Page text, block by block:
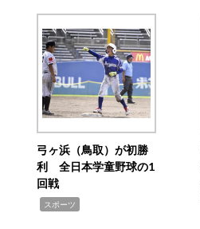
弓ヶ浜（鳥取）が初勝
利 全日本学童野球の1
回戦
スポーツ